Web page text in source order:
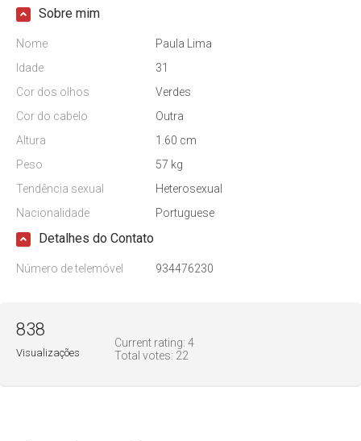
Sobre mim
Nome
Paula Lima
Idade
31
Cor dos olhos
Verdes
Cor do cabelo
Outra
Altura
1.60 cm
Peso
57 kg
Tendência sexual
Heterosexual
Nacionalidade
Portuguese
Detalhes do Contato
Número de telemóvel 934476230
Current rating: 4
Total votes: 22
838
Visualizações